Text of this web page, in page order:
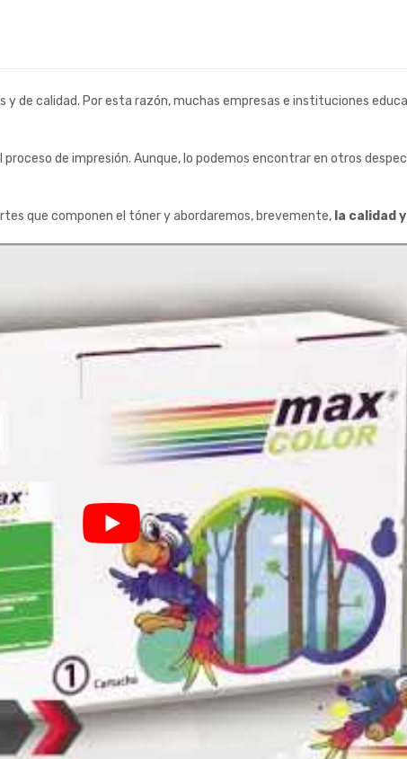
de calidad. Por esta razón, muchas empresas e instituciones
de impresión. Aunque, lo podemos encontrar en otros
que componen el tóner y abordaremos, brevemente, la calidad